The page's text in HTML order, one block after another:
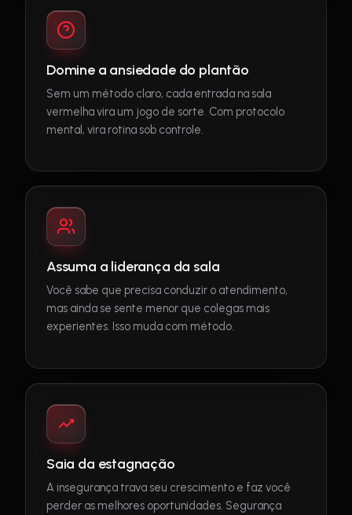
Domine a ansiedade do plantão
Sem um método claro, cada entrada na sala
vermelha vira um jogo de sorte. Com protocolo
mental, vira rotina sob controle.
Assuma a liderança da sala
Você sabe que precisa conduzir o atendimento,
mas ainda se sente menor que colegas mais
experientes. Isso muda com método.
Saia da estagnação
A insegurança trava seu crescimento e faz você
perder as melhores oportunidades. Segurança